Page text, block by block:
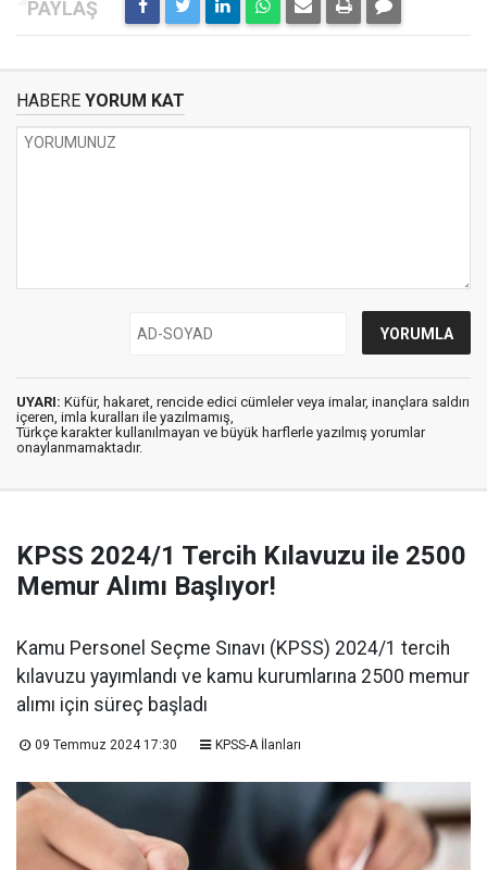
HABERE YORUM KAT
UYARI: Küfür, hakaret, rencide edici cümleler veya imalar, inançlara saldırı
içeren, imla kuralları ile yazılmamış,
Türkçe karakter kullanılmayan ve büyük harflerle yazılmış yorumlar
onaylanmamaktadır.
KPSS 2024/1 Tercih Kılavuzu ile 2500
Memur Alımı Başlıyor!
Kamu Personel Seçme Sınavı (KPSS) 2024/1 tercih
kılavuzu yayımlandı ve kamu kurumlarına 2500 memur
alımı için süreç başladı
09 Temmuz 2024 17:30 KPSS-A İlanları